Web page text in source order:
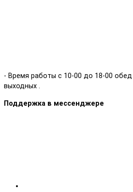
- Время работы с 10-00 до 18-00
выходных .
Поддержка в мессенджере